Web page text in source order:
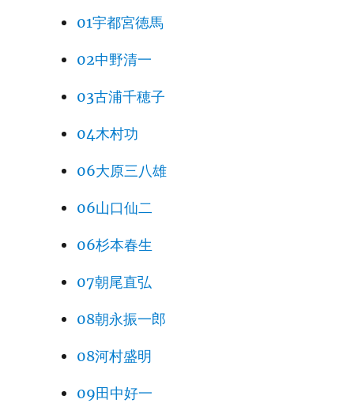
01宇都宮徳馬
02中野清一
03古浦千穂子
04木村功
06大原三八雄
06山口仙二
06杉本春生
07朝尾直弘
08朝永振一郎
08河村盛明
09田中好一